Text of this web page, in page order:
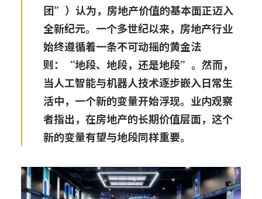
团”）认为，房地产价值的基本面正迈入
全新纪元。一个多世纪以来，房地产行业
始终遵循着一条不可动摇的黄金法
则：“地段、地段，还是地段”。然而，
当人工智能与机器人技术逐步嵌入日常生
活中，一个新的变量开始浮现。业内观察
者指出，在房地产的长期价值层面，这个
新的变量有望与地段同样重要。